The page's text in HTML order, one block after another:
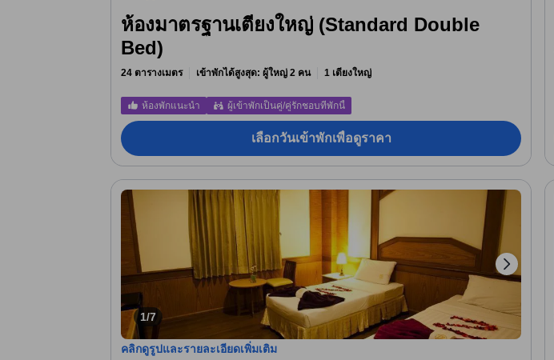
ห้องมาตรฐานเตียงใหญ่ (Standard Double
Bed)
24 ตารางเมตร เข้าพักได้สูงสุด: ผู้ใหญ่ 2 คน 1 เตียงใหญ่
ห้องพักแนะนำ ผู้เข้าพักเป็นคู่/คู่รักชอบที่พักนี้
เลือกวันเข้าพักเพื่อดูราคา
1/7
คลิกดูรูปและรายละเอียดเพิ่มเติม